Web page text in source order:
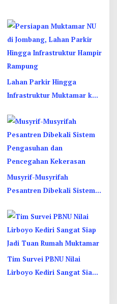
Lahan Parkir Hingga
Infrastruktur Muktamar ke
Rampung
Musyrif-Musyrifah
Pesantren Dibekali Sistem
Pencegahan Kekerasan
Tim Survei PBNU Nilai
Lirboyo Kediri Sangat Siap